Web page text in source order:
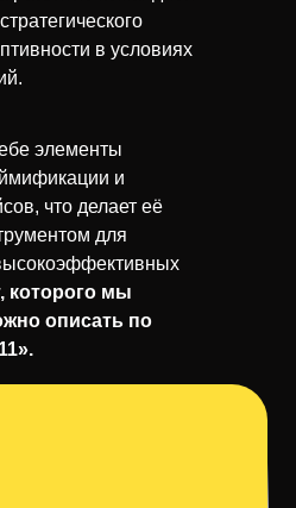
элементы
и
что делает её
для
которого мы
описать по
в условиях